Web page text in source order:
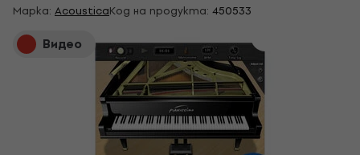
Марка: AcousticaКод на продукта: 450533
Видео